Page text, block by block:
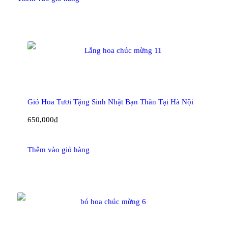
Giỏ Hoa Tươi Tặng Sinh Nhật Bạn Thân Tại Hà Nội
650,000₫
Thêm vào giỏ hàng